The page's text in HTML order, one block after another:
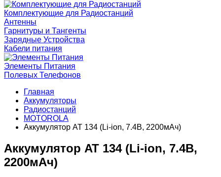
Комплектующие для Радиостанций
Антенны
Гарнитуры и Тангенты
Зарядные Устройства
Кабели питания
Элементы Питания
Полевых Телефонов
Главная
Аккумуляторы
Радиостанций
MOTOROLA
Аккумулятор AT 134 (Li-ion, 7.4В, 2200мАч)
Аккумулятор AT 134 (Li-ion, 7.4В,
2200мАч)